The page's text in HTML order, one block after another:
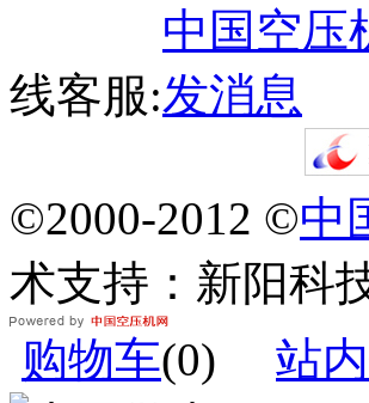
线客服:
©2000-2012 ©中
术支持：新阳科
购物车(0) 站